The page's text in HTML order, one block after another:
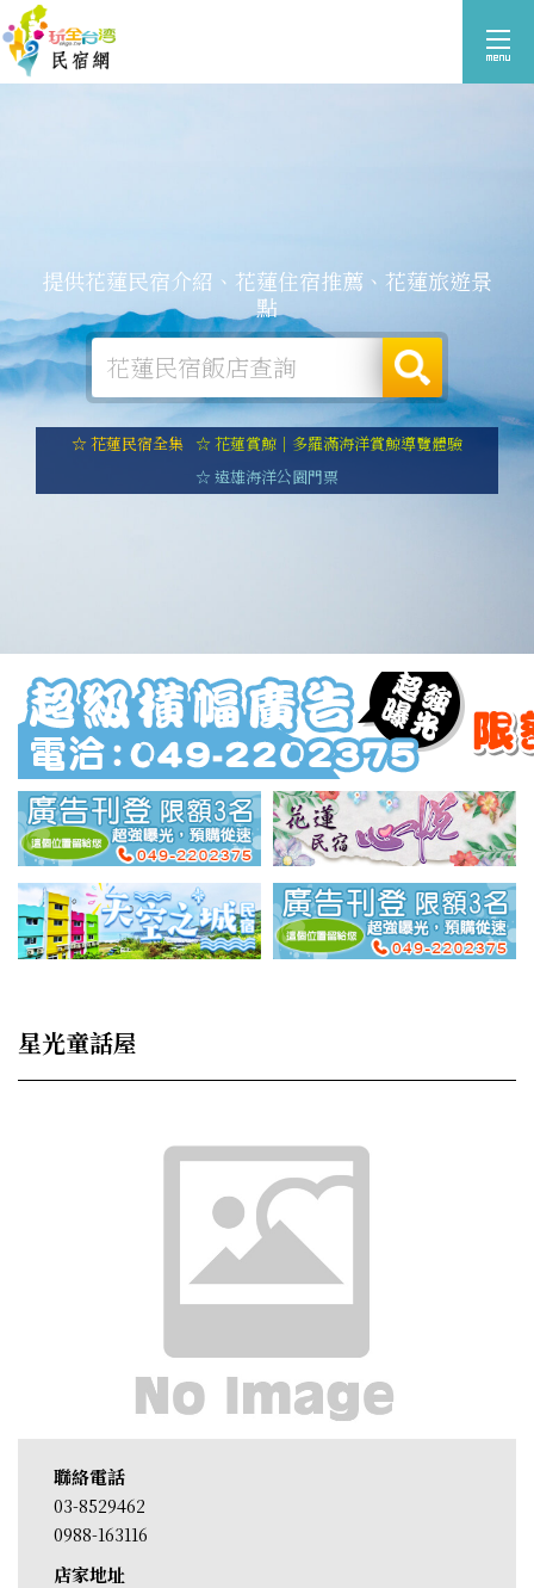
提供花蓮民宿介紹、花蓮住宿推薦、花蓮旅遊景
點
☆ 花蓮民宿全集 ☆ 花蓮賞鯨｜多羅滿海洋賞鯨導覽體驗
☆ 遠雄海洋公園門票
星光童話屋
聯絡電話
03-8529462
0988-163116
店家地址